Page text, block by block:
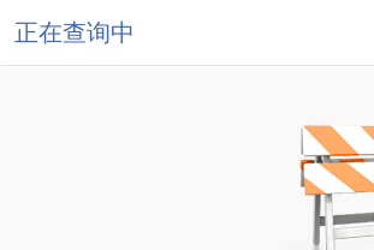
正在查询中